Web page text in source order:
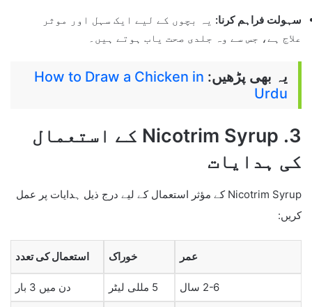
سہولت فراہم کرنا: یہ بچوں کے لیے ایک سہل اور موثر
علاج ہے، جس سے وہ جلدی صحت یاب ہوتے ہیں۔
یہ بھی پڑھیں: How to Draw a Chicken in
Urdu
3. Nicotrim Syrup کے استعمال
کی ہدایات
Nicotrim Syrup کے مؤثر استعمال کے لیے درج ذیل ہدایات پر عمل
کریں:
عمر خوراک استعمال کی تعدد
2-6 سال 5 مللی لیٹر دن میں 3 بار